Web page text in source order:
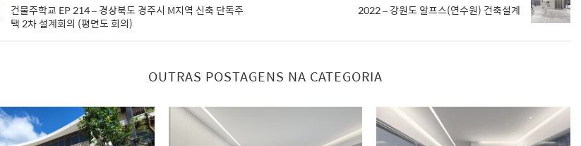
건물주학교 EP 214 – 경상북도 경주시 M지역 신축 단독주
택 2차 설계회의 (평면도 회의)
2022 – 강원도 알프스(연수원) 건축설계
OUTRAS POSTAGENS NA CATEGORIA